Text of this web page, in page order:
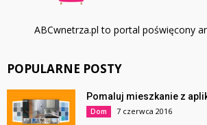
ABCwnetrza.pl to portal poświęcony
POPULARNE POSTY
Pomaluj mieszkanie z
Dom 7 czerwca 2016